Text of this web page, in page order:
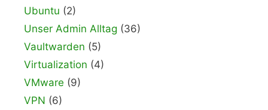
Ubuntu (2)
Unser Admin Alltag (36)
Vaultwarden (5)
Virtualization (4)
VMware (9)
VPN (6)